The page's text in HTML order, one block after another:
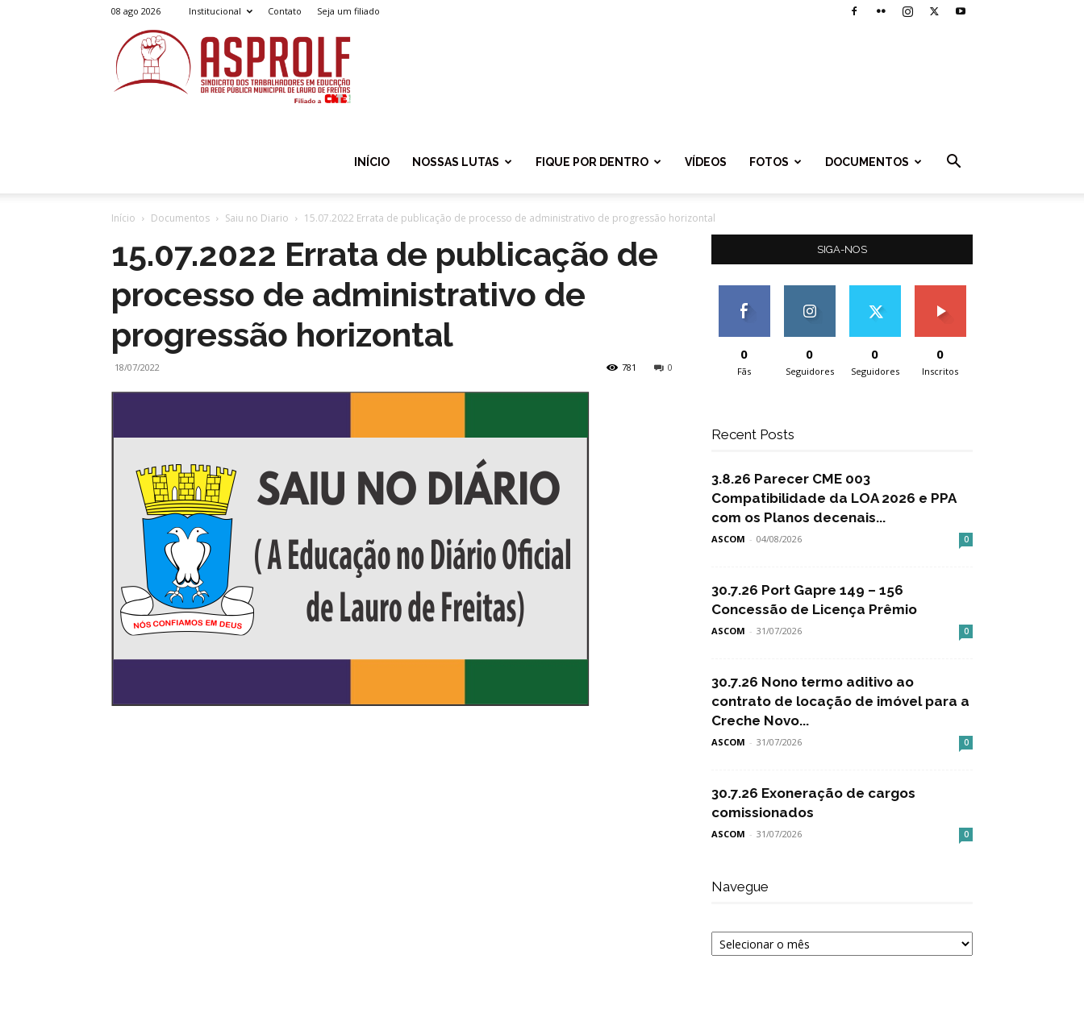
08 ago 2026 Institucional Contato Seja um filiado
INÍCIO NOSSAS LUTAS FIQUE POR DENTRO VÍDEOS FOTOS DOCUMENTOS
Início Documentos Saiu no Diario 15.07.2022 Errata de publicação de processo de administrativo de progressão horizontal
15.07.2022 Errata de publicação de
processo de administrativo de
progressão horizontal
18/07/2022 0
781
SIGA-NOS
0
Fãs
0
Seguidores
0
Seguidores
0
Inscritos
Recent Posts
3.8.26 Parecer CME 003
Compatibilidade da LOA 2026 e PPA
com os Planos decenais...
ASCOM - 04/08/2026 0
30.7.26 Port Gapre 149 – 156
Concessão de Licença Prêmio
ASCOM - 31/07/2026 0
30.7.26 Nono termo aditivo ao
contrato de locação de imóvel para a
Creche Novo...
ASCOM - 31/07/2026 0
30.7.26 Exoneração de cargos
comissionados
ASCOM - 31/07/2026 0
Navegue
Navegue